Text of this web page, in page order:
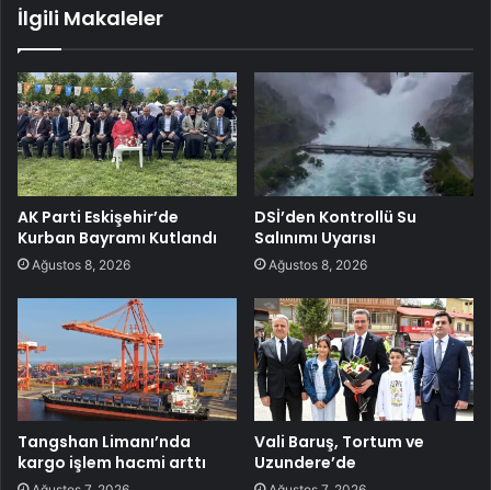
İlgili Makaleler
AK Parti Eskişehir’de
Kurban Bayramı Kutlandı
Ağustos 8, 2026
DSİ’den Kontrollü Su
Salınımı Uyarısı
Ağustos 8, 2026
Tangshan Limanı’nda
kargo işlem hacmi arttı
Vali Baruş, Tortum ve
Uzundere’de